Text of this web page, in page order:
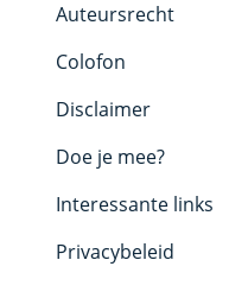
Auteursrecht
Colofon
Disclaimer
Doe je mee?
Interessante links
Privacybeleid